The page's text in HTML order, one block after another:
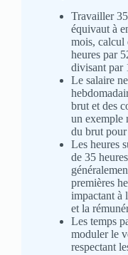
Travailler
équivaut à
mois, calcul
heures par
divisant par
Le salaire
brut et des
un exemple
du brut
Les heures
de 35
premières
impactant à
et la
Les temps
moduler le
respectant